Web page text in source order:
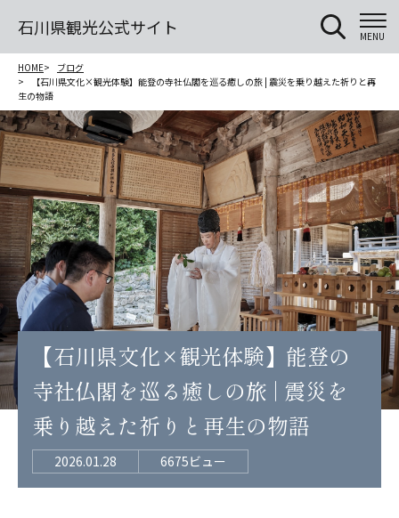
石川県観光公式サイト MENU
HOME
ブログ
【石川県文化×観光体験】能登の寺社仏閣を巡る癒しの旅 | 震災を乗り越えた祈りと再
生の物語
【石川県文化×観光体験】能登の
寺社仏閣を巡る癒しの旅 | 震災を
乗り越えた祈りと再生の物語
2026.01.28 6675ビュー